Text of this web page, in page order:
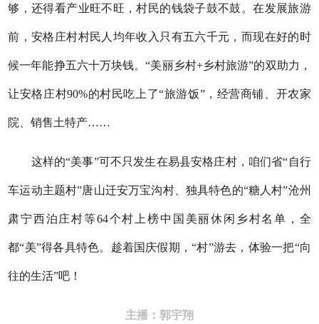
够，还得看产业旺不旺，村民的钱袋子鼓不鼓。在发展旅游
前，安格庄村村民人均年收入只有五六千元，而现在好的时
候一年能挣五六十万块钱。“美丽乡村+乡村旅游”的双助力，
让安格庄村90%的村民吃上了“旅游饭”，经营商铺、开农家
院、销售土特产……
这样的“美事”可不只发生在易县安格庄村，咱们省“自行
车运动主题村”唐山迁安万宝沟村、独具特色的“糖人村”沧州
肃宁西泊庄村等64个村上榜中国美丽休闲乡村名单，全
都“美”得各具特色。趁着国庆假期，“村”游去，体验一把“向
往的生活”吧！
主播： 郭宇翔